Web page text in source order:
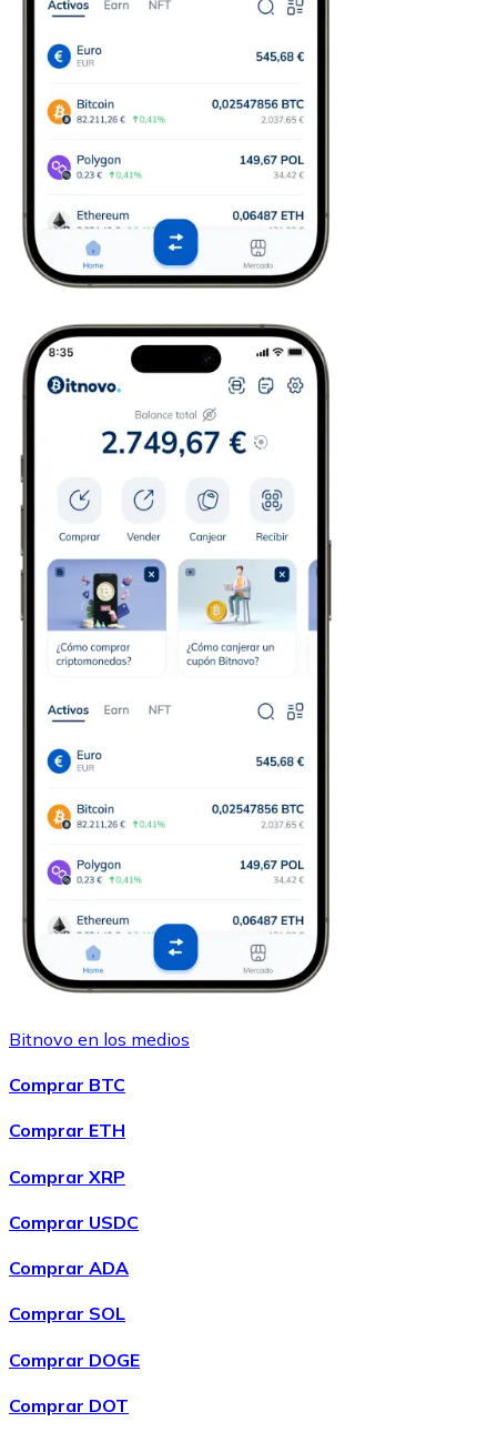
Bitnovo en los medios
Comprar BTC
Comprar ETH
Comprar XRP
Comprar USDC
Comprar ADA
Comprar SOL
Comprar DOGE
Comprar DOT